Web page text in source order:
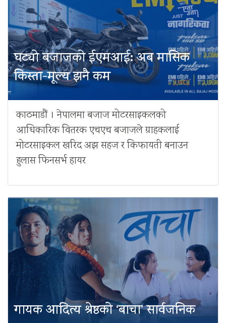
घट्यो बजाजको ईएमआई: अब मासिक
किस्ता-मूल्य झनै कम
काठमाडौं । नेपालमा बजाज मोटरसाइकलको
आधिकारिक वितरक एचएच बजाजले ग्राहकलाई
मोटरसाइकल खरिद अझ सहज र किफायती बनाउन
हुलास फिनसर्भ हायर
गायक आदित्य श्रेष्ठको ‘बाचा’ सार्वजनिक